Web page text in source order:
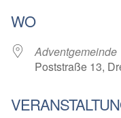
WO
Adventgemeinde
Poststraße 13,